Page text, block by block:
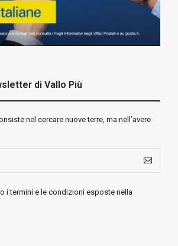
di Vallo Più
nel cercare nuove terre, ma nell’avere
i termini e le condizioni esposte nella